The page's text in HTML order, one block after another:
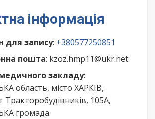
інформація
для запису: +380577250851
пошта: kzoz.hmp11@ukr.net
закладу:
область, місто ХАРКІВ,
Тракторобудівників, 105А,
громада